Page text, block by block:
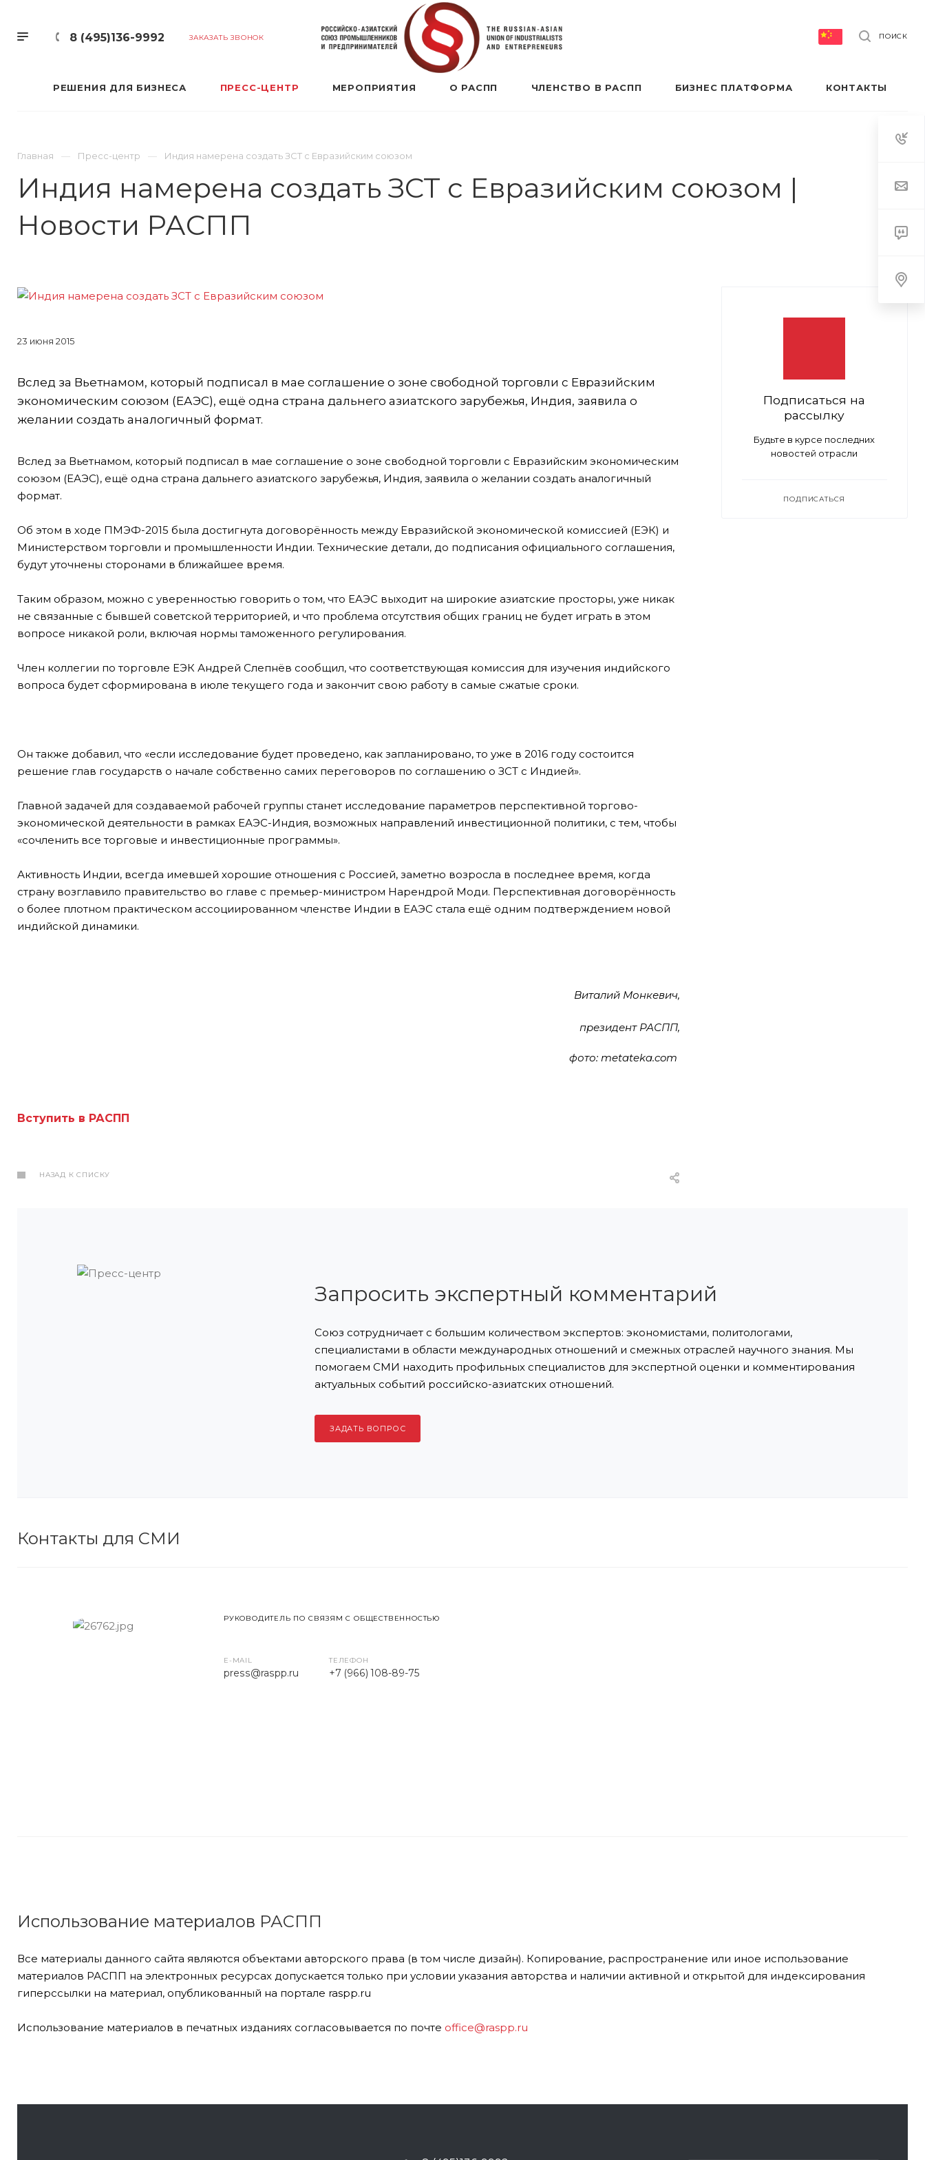
8 (495)136-9992 ЗАКАЗАТЬ ЗВОНОК ПОИСК
РЕШЕНИЯ ДЛЯ БИЗНЕСА ПРЕСС-ЦЕНТР МЕРОПРИЯТИЯ О РАСПП ЧЛЕНСТВО В РАСПП БИЗНЕС ПЛАТФОРМА КОНТАКТЫ
Главная Пресс-центр Индия намерена создать ЗСТ с Евразийским союзом
Индия намерена создать ЗСТ с Евразийским союзом |
Новости РАСПП
23 июня 2015
Вслед за Вьетнамом, который подписал в мае соглашение о зоне свободной торговли с Евразийским
экономическим союзом (ЕАЭС), ещё одна страна дальнего азиатского зарубежья, Индия, заявила о
желании создать аналогичный формат.
Вслед за Вьетнамом, который подписал в мае соглашение о зоне свободной торговли с Евразийским экономическим
союзом (ЕАЭС), ещё одна страна дальнего азиатского зарубежья, Индия, заявила о желании создать аналогичный
формат.
Об этом в ходе ПМЭФ-2015 была достигнута договорённость между Евразийской экономической комиссией (ЕЭК) и
Министерством торговли и промышленности Индии. Технические детали, до подписания официального соглашения,
будут уточнены сторонами в ближайшее время.
Таким образом, можно с уверенностью говорить о том, что ЕАЭС выходит на широкие азиатские просторы, уже никак
не связанные с бывшей советской территорией, и что проблема отсутствия общих границ не будет играть в этом
вопросе никакой роли, включая нормы таможенного регулирования.
Член коллегии по торговле ЕЭК Андрей Слепнёв сообщил, что соответствующая комиссия для изучения индийского
вопроса будет сформирована в июле текущего года и закончит свою работу в самые сжатые сроки.
Он также добавил, что «если исследование будет проведено, как запланировано, то уже в 2016 году состоится
решение глав государств о начале собственно самих переговоров по соглашению о ЗСТ с Индией».
Главной задачей для создаваемой рабочей группы станет исследование параметров перспективной торгово-
экономической деятельности в рамках ЕАЭС-Индия, возможных направлений инвестиционной политики, с тем, чтобы
«сочленить все торговые и инвестиционные программы».
Активность Индии, всегда имевшей хорошие отношения с Россией, заметно возросла в последнее время, когда
страну возглавило правительство во главе с премьер-министром Нарендрой Моди. Перспективная договорённость
о более плотном практическом ассоциированном членстве Индии в ЕАЭС стала ещё одним подтверждением новой
индийской динамики.
Виталий Монкевич,
президент РАСПП,
фото: metateka.com
Вступить в РАСПП
Подписаться на
рассылку
Будьте в курсе последних
новостей отрасли
ПОДПИСАТЬСЯ
НАЗАД К СПИСКУ
Запросить экспертный комментарий
Союз сотрудничает с большим количеством экспертов: экономистами, политологами,
специалистами в области международных отношений и смежных отраслей научного знания. Мы
помогаем СМИ находить профильных специалистов для экспертной оценки и комментирования
актуальных событий российско-азиатских отношений.
ЗАДАТЬ ВОПРОС
Контакты для СМИ
РУКОВОДИТЕЛЬ ПО СВЯЗЯМ С ОБЩЕСТВЕННОСТЬЮ
E-MAIL
press@raspp.ru
ТЕЛЕФОН
+7 (966) 108-89-75
Использование материалов РАСПП
Все материалы данного сайта являются объектами авторского права (в том числе дизайн). Копирование, распространение или иное использование
материалов РАСПП на электронных ресурсах допускается только при условии указания авторства и наличии активной и открытой для индексирования
гиперссылки на материал, опубликованный на портале raspp.ru
Использование материалов в печатных изданиях согласовывается по почте office@raspp.ru